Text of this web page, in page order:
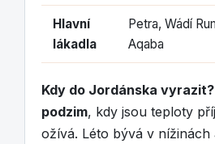
Hlavní
lákadla
Petra, Wádí
Aqaba
Kdy do Jordánska vyrazit?
podzim, kdy jsou teploty
ožívá. Léto bývá v nížinách